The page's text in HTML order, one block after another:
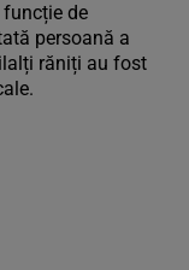
de
persoană a
răniți au fost